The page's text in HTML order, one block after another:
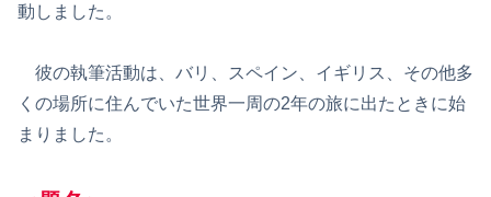
動しました。
彼の執筆活動は、バリ、スペイン、イギリス、その他多
くの場所に住んでいた世界一周の2年の旅に出たときに始
まりました。